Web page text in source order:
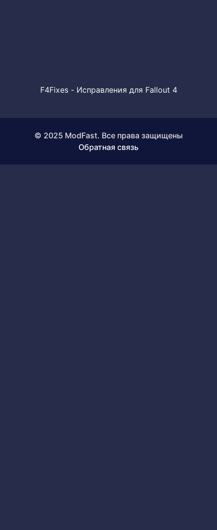
F4Fixes - Исправления для Fallout 4
© 2025 ModFast. Все права защищены
Обратная связь